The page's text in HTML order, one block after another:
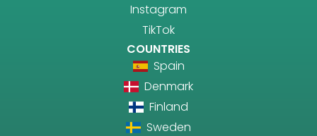
Instagram
TikTok
COUNTRIES
Spain
Denmark
Finland
Sweden